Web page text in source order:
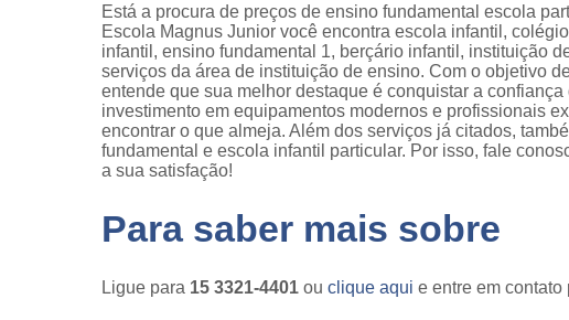
Está a procura de preços de ensino fundamental escola
Escola Magnus Junior você encontra escola infantil,
infantil, ensino fundamental 1, berçário infantil, instituição
serviços da área de instituição de ensino. Com o objetivo
entende que sua melhor destaque é conquistar a
investimento em equipamentos modernos e profissionais
encontrar o que almeja. Além dos serviços já citados,
fundamental e escola infantil particular. Por isso, fale
a sua satisfação!
Para saber mais sobre
Ligue para 15 3321-4401 ou clique aqui e entre em contato